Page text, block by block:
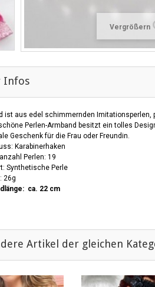
Vergrößern
Infos
ist aus edel schimmernden Imitationsperlen,
Perlen-Armband besitzt ein tolles
Geschenk für die Frau oder Freundin.
Karabinerhaken
Perlen: 19
Synthetische Perle
26g
ca. 22 cm
Artikel der gleichen